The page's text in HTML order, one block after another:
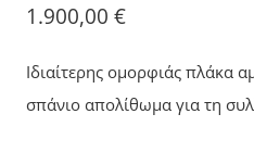
1.900,00 €
Ιδιαίτερης ομορφιάς πλάκα
σπάνιο απολίθωμα για τη